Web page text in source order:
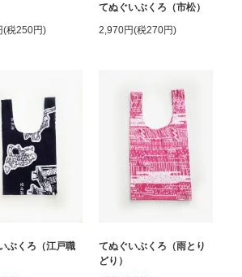
(税250円)
てぬぐいぶくろ（市松）
2,970円(税270円)
ぶくろ（江戸職
てぬぐいぶくろ（雨とり
どり）